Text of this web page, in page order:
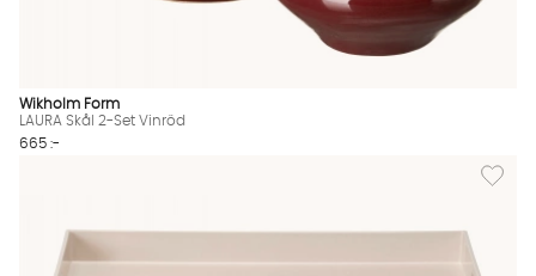
Wikholm Form
LAURA Skål 2-Set Vinröd
665 :-
Lägg